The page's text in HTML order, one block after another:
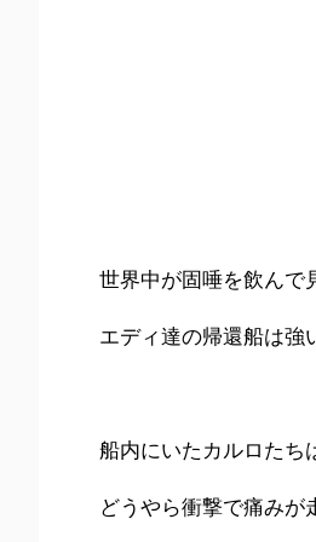
世界中が固唾を飲んで
エディ達の帰還船は強
船内にいたカルロたち
どうやら衝撃で痛みが